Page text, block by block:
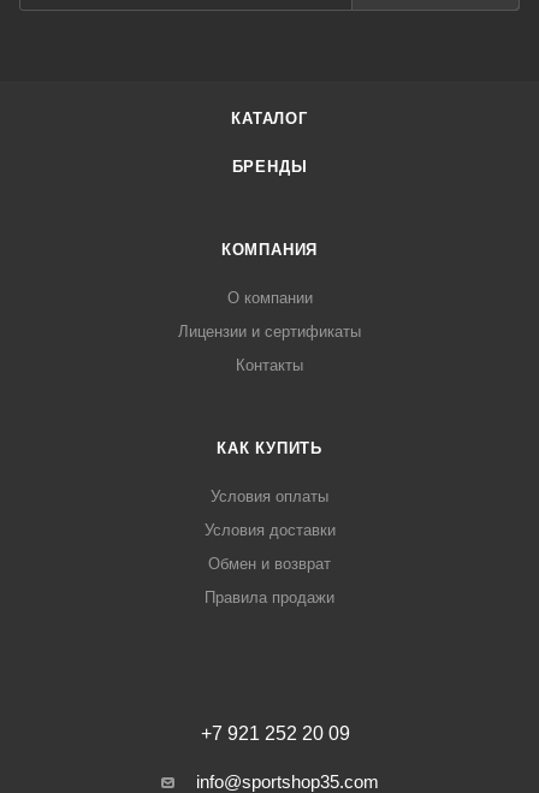
КАТАЛОГ
БРЕНДЫ
КОМПАНИЯ
О компании
Лицензии и сертификаты
Контакты
КАК КУПИТЬ
Условия оплаты
Условия доставки
Обмен и возврат
Правила продажи
+7 921 252 20 09
info@sportshop35.com